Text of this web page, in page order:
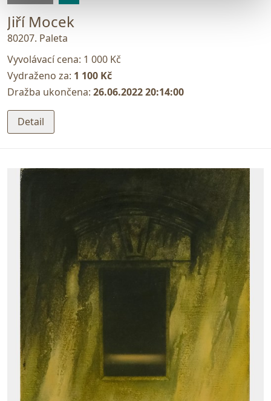
Jiří Mocek
80207. Paleta
Vyvolávací cena: 1 000 Kč
Vydraženo za: 1 100 Kč
Dražba ukončena: 26.06.2022 20:14:00
Detail